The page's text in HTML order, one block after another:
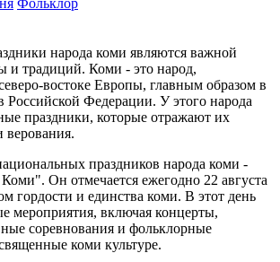
народа коми являются важной
и традиций. Коми - это народ,
востоке Европы, главным образом в
Российской Федерации. У этого народа
праздники, которые отражают их
праздников народа коми -
Он отмечается ежегодно 22 августа
гордости и единства коми. В этот день
мероприятия, включая концерты,
соревнования и фольклорные
коми культуре.